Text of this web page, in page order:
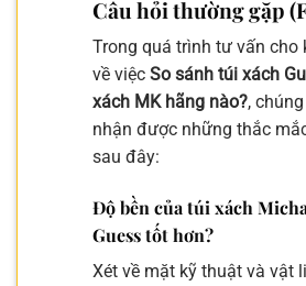
Câu hỏi thường gặp
Trong quá trình tư vấn cho
về việc So sánh túi xách
xách MK hãng nào?,
nhận được những thắc
sau đây:
Độ bền của túi xách
Guess tốt hơn?
Xét về mặt kỹ thuật và vật